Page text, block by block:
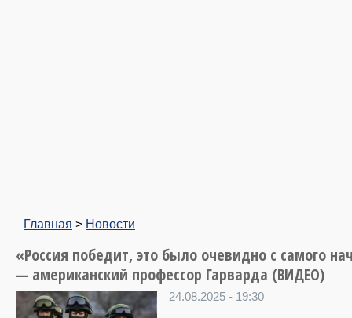
Главная > Новости
«Россия победит, это было очевидно с самого
— американский профессор Гарварда (ВИДЕО)
24.08.2025 - 19:30